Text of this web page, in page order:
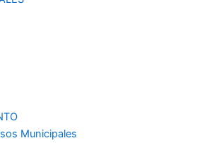
Municipales